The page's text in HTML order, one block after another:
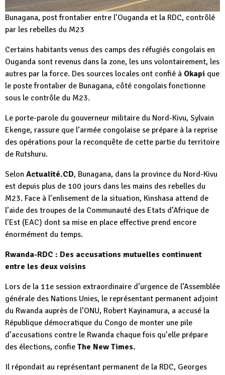
Bunagana, post frontalier entre l’Ouganda et la RDC, contrôlé
par les rebelles du M23
Certains habitants venus des camps des réfugiés congolais en
Ouganda sont revenus dans la zone, les uns volontairement, les
autres par la force. Des sources locales ont confié à Okapi que
le poste frontalier de Bunagana, côté congolais fonctionne
sous le contrôle du M23.
Le porte-parole du gouverneur militaire du Nord-Kivu, Sylvain
Ekenge, rassure que l’armée congolaise se prépare à la reprise
des opérations pour la reconquête de cette partie du territoire
de Rutshuru.
Selon Actualité.CD, Bunagana, dans la province du Nord-Kivu
est depuis plus de 100 jours dans les mains des rebelles du
M23. Face à l’enlisement de la situation, Kinshasa attend de
l’aide des troupes de la Communauté des Etats d’Afrique de
l’Est (EAC) dont sa mise en place effective prend encore
énormément du temps.
Rwanda-RDC : Des accusations mutuelles continuent
entre les deux voisins
Lors de la 11e session extraordinaire d’urgence de l’Assemblée
générale des Nations Unies, le représentant permanent adjoint
du Rwanda auprès de l’ONU, Robert Kayinamura, a accusé la
République démocratique du Congo de monter une pile
d’accusations contre le Rwanda chaque fois qu’elle prépare
des élections, confie The New Times.
Il répondait au représentant permanent de la RDC, Georges